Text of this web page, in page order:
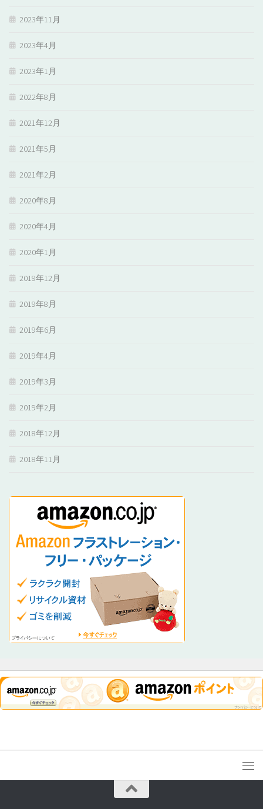
2023年11月
2023年4月
2023年1月
2022年8月
2021年12月
2021年5月
2021年2月
2020年8月
2020年4月
2020年1月
2019年12月
2019年8月
2019年6月
2019年4月
2019年3月
2019年2月
2018年12月
2018年11月